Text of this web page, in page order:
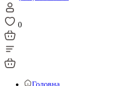
0
Головна